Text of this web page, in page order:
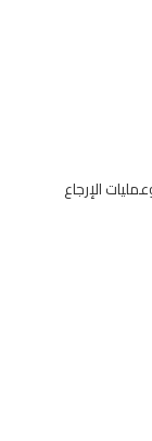
الإرجاع